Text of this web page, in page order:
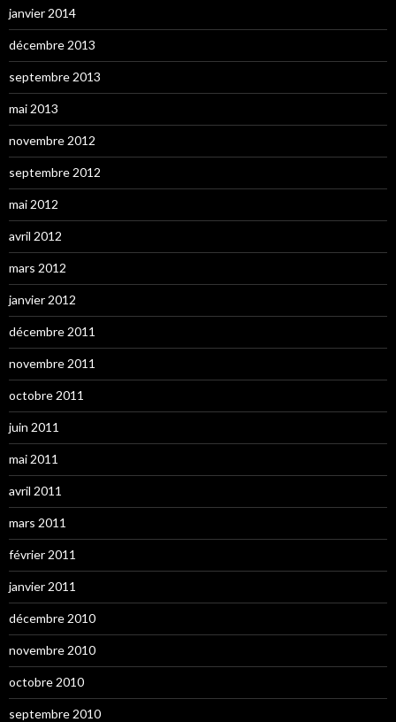
janvier 2014
décembre 2013
septembre 2013
mai 2013
novembre 2012
septembre 2012
mai 2012
avril 2012
mars 2012
janvier 2012
décembre 2011
novembre 2011
octobre 2011
juin 2011
mai 2011
avril 2011
mars 2011
février 2011
janvier 2011
décembre 2010
novembre 2010
octobre 2010
septembre 2010